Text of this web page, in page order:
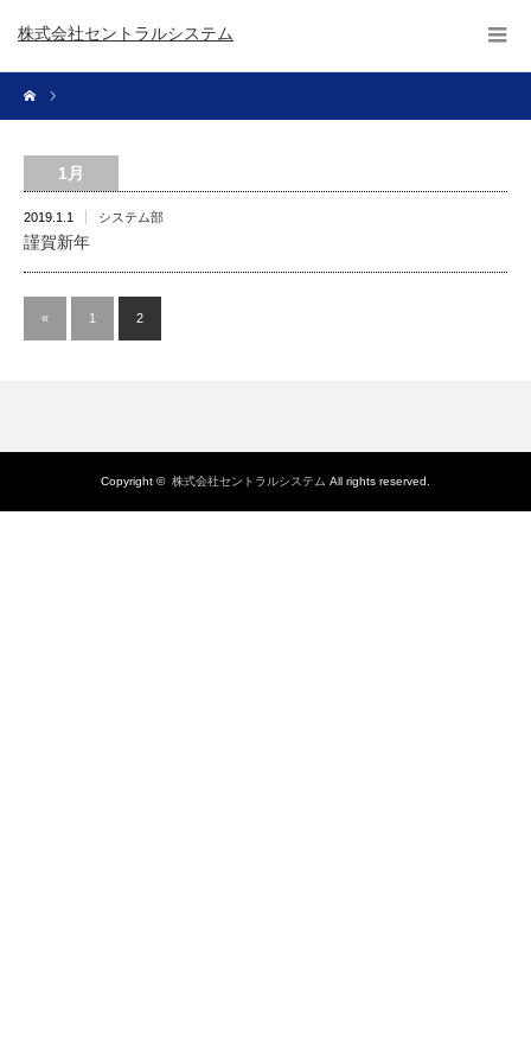
株式会社セントラルシステム
1月
2019.1.1 システム部
謹賀新年
« 1 2
Copyright © 株式会社セントラルシステム All rights reserved.